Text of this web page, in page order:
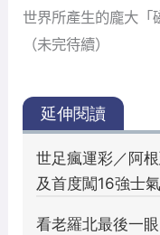
世界所產生的龐大「
（未完待續）